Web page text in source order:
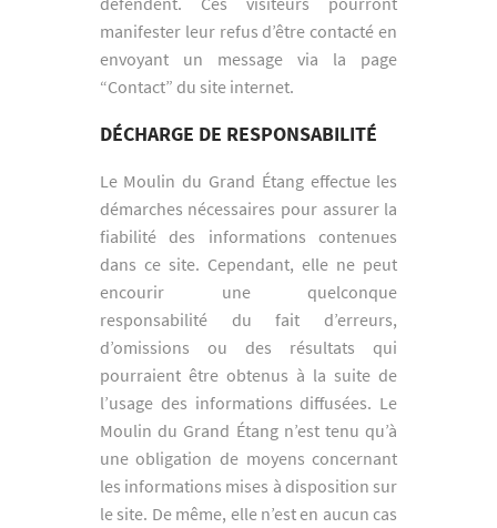
manifester leur refus d’être contacté en
envoyant un message via la page
“Contact” du site internet.
DÉCHARGE DE RESPONSABILITÉ
Le Moulin du Grand Étang effectue les
démarches nécessaires pour assurer la
fiabilité des informations contenues
dans ce site. Cependant, elle ne peut
encourir une quelconque
responsabilité du fait d’erreurs,
d’omissions ou des résultats qui
pourraient être obtenus à la suite de
l’usage des informations diffusées. Le
Moulin du Grand Étang n’est tenu qu’à
une obligation de moyens concernant
les informations mises à disposition sur
le site. De même, elle n’est en aucun cas